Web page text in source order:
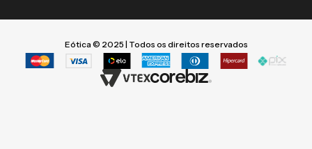
Eótica © 2025 | Todos os direitos reservados